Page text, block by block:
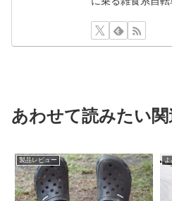
あわせて読みたい関
製品レビュー よ